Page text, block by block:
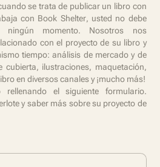
se trata de publicar un libro con
con Book Shelter, usted no debe
momento. Nosotros nos
con el proyecto de su libro y
tiempo: análisis de mercado y de
cubierta, ilustraciones, maquetación,
en diversos canales y ¡mucho más!
rellenando el siguiente formulario.
y saber más sobre su proyecto de